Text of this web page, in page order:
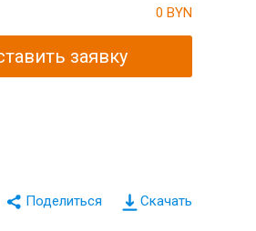
0 BYN
заявку
Скачать